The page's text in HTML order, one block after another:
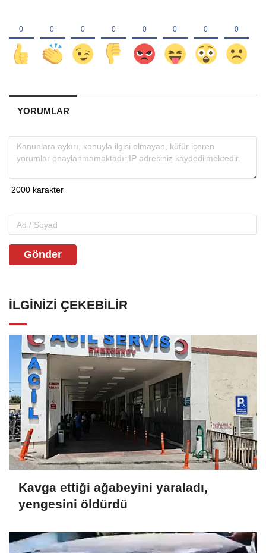
YORUMLAR
Gönder
İLGINIZI ÇEKEBILIR
Kavga ettiği ağabeyini yaraladı,
yengesini öldürdü